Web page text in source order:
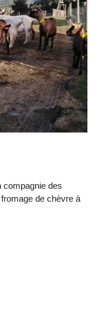
compagnie des
de chèvre à